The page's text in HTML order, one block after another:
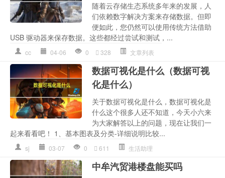
随着云存储生态系统多年来的发展，人
们依赖数字解决方案来存储数据。但即
便如此，您仍然可以使用传统方法借助
USB 驱动器来保存数据。这些都经过尝试和测试，...
cc 04-06 0 328 文章列表
数据可视化是什么（数据可视
化是什么）
关于数据可视化是什么，数据可视化是
什么这个很多人还不知道，今天小六来
为大家解答以上的问题，现在让我们一
起来看看吧！ 1、基本图表及分类-详细说明比较...
sj 03-07 0 611 生活助理
中牟汽贸港楼盘能买吗